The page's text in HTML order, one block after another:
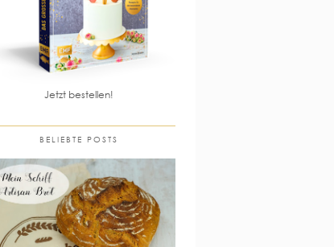
Jetzt bestellen!
BELIEBTE POSTS